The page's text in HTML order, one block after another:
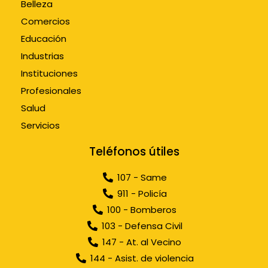
Belleza
Comercios
Educación
Industrias
Instituciones
Profesionales
Salud
Servicios
Teléfonos útiles
107 - Same
911 - Policía
100 - Bomberos
103 - Defensa Civil
147 - At. al Vecino
144 - Asist. de violencia